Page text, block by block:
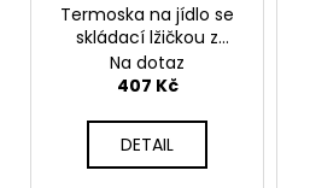
Termoska na jídlo se
skládací lžičkou z
nerezové oceli 750 ml
Na dotaz
407 Kč
DETAIL